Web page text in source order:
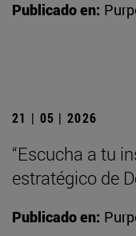
Publicado en:
21 | 05 | 2026
“Escucha a tu
estratégico de
Publicado en: